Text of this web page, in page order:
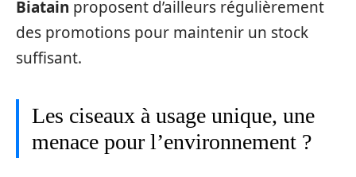
Biatain proposent d’ailleurs régulièrement
des promotions pour maintenir un stock
suffisant.
Les ciseaux à usage unique, une
menace pour l’environnement ?